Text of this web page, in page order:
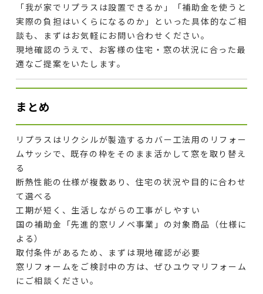
「我が家でリプラスは設置できるか」「補助金を使うと
実際の負担はいくらになるのか」といった具体的なご相
談も、まずはお気軽にお問い合わせください。
現地確認のうえで、お客様の住宅・窓の状況に合った最
適なご提案をいたします。
まとめ
リプラスはリクシルが製造するカバー工法用のリフォー
ムサッシで、既存の枠をそのまま活かして窓を取り替え
る
断熱性能の仕様が複数あり、住宅の状況や目的に合わせ
て選べる
工期が短く、生活しながらの工事がしやすい
国の補助金「先進的窓リノベ事業」の対象商品（仕様に
よる）
取付条件があるため、まずは現地確認が必要
窓リフォームをご検討中の方は、ぜひユウマリフォーム
にご相談ください。